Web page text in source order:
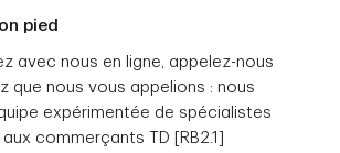
vos clients et de ne pas
et les entreprises nous
Solutions aux commerçants TD
offrent des solutions de
des outils conçus pour soutenir
pied
avec nous en ligne, appelez-nous
que nous vous appelions : nous
expérimentée de spécialistes
commerçants TD [RB2.1]